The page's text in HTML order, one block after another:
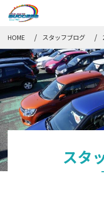
HOME スタッフブログ
スタ